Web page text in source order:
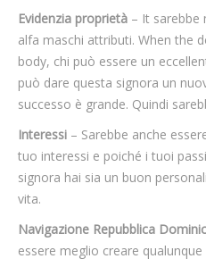
Evidenzia proprietà – It sarebbe
alfa maschi attributi. When the
body, chi può essere un
può dare questa signora un
successo è grande. Quindi
Interessi – Sarebbe anche
tuo interessi e poiché i tuoi
signora hai sia un buon
vita.
Navigazione Repubblica
essere meglio creare